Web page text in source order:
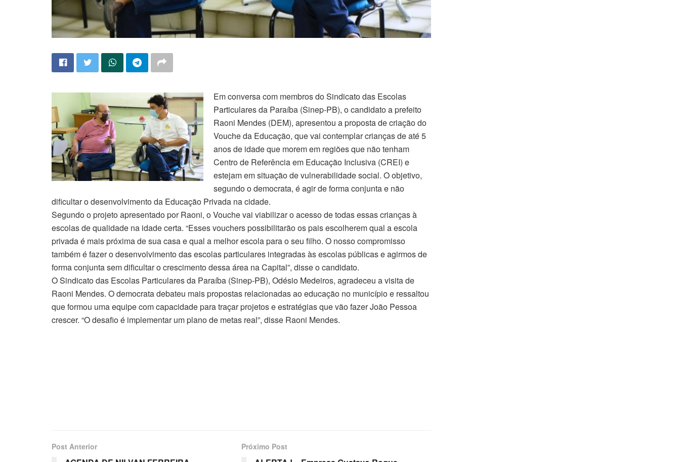
Em conversa com membros do Sindicato das Escolas
Particulares da Paraíba (Sinep-PB), o candidato a prefeito
Raoni Mendes (DEM), apresentou a proposta de criação do
Vouche da Educação, que vai contemplar crianças de até 5
anos de idade que morem em regiões que não tenham
Centro de Referência em Educação Inclusiva (CREI) e
estejam em situação de vulnerabilidade social. O objetivo,
segundo o democrata, é agir de forma conjunta e não
dificultar o desenvolvimento da Educação Privada na cidade.
Segundo o projeto apresentado por Raoni, o Vouche vai viabilizar o acesso de todas essas crianças à
escolas de qualidade na idade certa. “Esses vouchers possibilitarão os pais escolherem qual a escola
privada é mais próxima de sua casa e qual a melhor escola para o seu filho. O nosso compromisso
também é fazer o desenvolvimento das escolas particulares integradas às escolas públicas e agirmos de
forma conjunta sem dificultar o crescimento dessa área na Capital”, disse o candidato.
O Sindicato das Escolas Particulares da Paraíba (Sinep-PB), Odésio Medeiros, agradeceu a visita de
Raoni Mendes. O democrata debateu mais propostas relacionadas ao educação no município e ressaltou
que formou uma equipe com capacidade para traçar projetos e estratégias que vão fazer João Pessoa
crescer. “O desafio é implementar um plano de metas real”, disse Raoni Mendes.
Post Anterior Próximo Post